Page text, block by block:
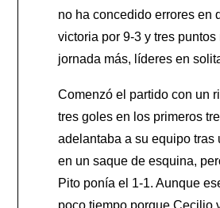
no ha concedido errores en
victoria por 9-3 y tres
jornada más, líderes en
Comenzó el partido con un
tres goles en los primeros
adelantaba a su equipo tras
en un saque de esquina,
Pito ponía el 1-1. Aunque
poco tiempo porque Cecilio